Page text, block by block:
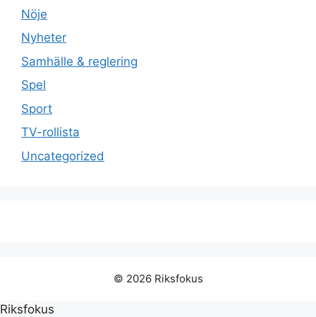
Nöje
Nyheter
Samhälle & reglering
Spel
Sport
TV-rollista
Uncategorized
© 2026 Riksfokus
Riksfokus